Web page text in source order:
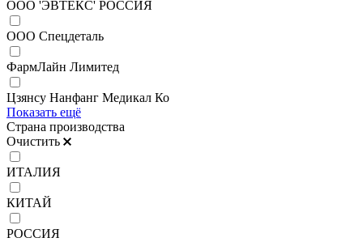
ООО 'ЭВТЕКС' РОССИЯ
ООО Спецдеталь
ФармЛайн Лимитед
Цзянсу Нанфанг Медикал Ко
Показать ещё
Страна производства
Очистить
ИТАЛИЯ
КИТАЙ
РОССИЯ